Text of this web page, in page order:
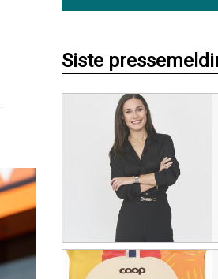
Siste